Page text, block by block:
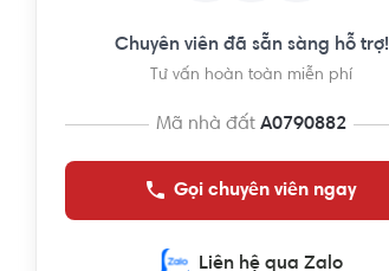
Chuyên viên đã sẵn sàng hỗ trợ!
Tư vấn hoàn toàn miễn phí
Mã nhà đất A0790882
Gọi chuyên viên ngay
Liên hệ qua Zalo